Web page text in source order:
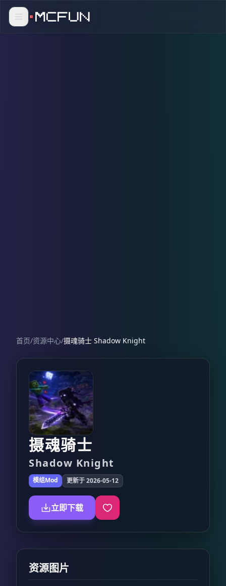
首页/资源中心/摄魂骑士 Shadow Knight
摄魂骑士
Shadow Knight
模组Mod 更新于 2026-05-12
立即下载
资源图片